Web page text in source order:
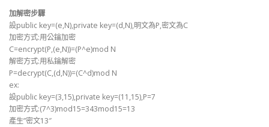
加解密步驟
設public key=(e,N),private key=(d,N),明文為P,密文為C
加密方式:用公鑰加密
C=encrypt(P,(e,N))=(P^e)mod N
解密方式:用私鑰解密
P=decrypt(C,(d,N))=(C^d)mod N
ex:
設public key=(3,15),private key=(11,15),P=7
加密方式:(7^3)mod15=343mod15=13
產生”密文13″